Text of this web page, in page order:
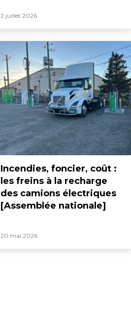
2 juillet 2026
Incendies, foncier, coût :
les freins à la recharge
des camions électriques
[Assemblée nationale]
20 mai 2026